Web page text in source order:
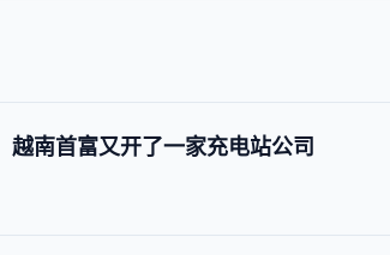
越南首富又开了一家充电站公司